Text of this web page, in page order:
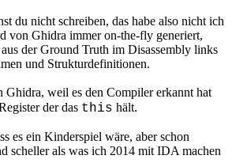
du nicht schreiben, das habe also nicht ich
von Ghidra immer on-the-fly generiert,
der Ground Truth im Disassembly links
und Strukturdefinitionen.
Ghidra, weil es den Compiler erkannt hat
der das this hält.
es ein Kinderspiel wäre, aber schon
scheller als was ich 2014 mit IDA machen